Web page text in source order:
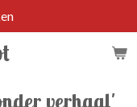
verhaal'